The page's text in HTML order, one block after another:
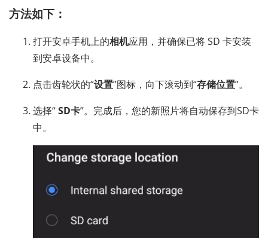
方法如下：
打开安卓手机上的相机应用，并确保已将 SD 卡安装
到安卓设备中。
点击齿轮状的“设置”图标，向下滚动到“存储位置”。
选择“SD卡”。完成后，您的新照片将自动保存到SD卡
中。